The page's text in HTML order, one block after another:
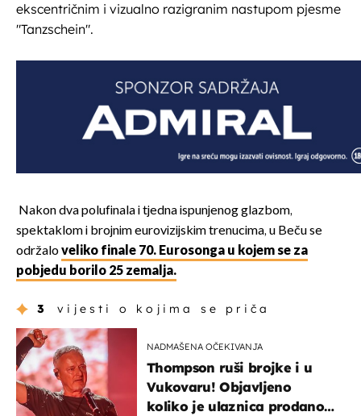
ekscentričnim i vizualno razigranim nastupom pjesme
"Tanzschein".
Nakon dva polufinala i tjedna ispunjenog glazbom,
spektaklom i brojnim eurovizijskim trenucima, u Beču se
održaloveliko finale 70. Eurosonga u kojem se za
pobjedu borilo 25 zemalja.
3 vijesti o kojima se priča
NADMAŠENA OČEKIVANJA
Thompson ruši brojke i u
Vukovaru! Objavljeno
koliko je ulaznica prodano